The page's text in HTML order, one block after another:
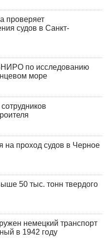
проверяет
судов в Санкт-
по исследованию
море
на проход судов в Черное
50 тыс. тонн твердого
немецкий транспорт
в 1942 году